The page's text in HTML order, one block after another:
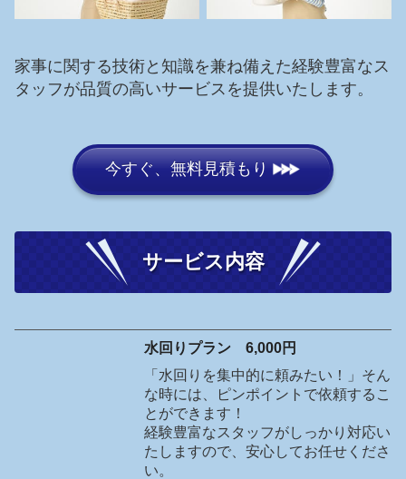
家事に関する技術と知識を兼ね備えた経験豊富なス
タッフが品質の高いサービスを提供いたします。
今すぐ、無料見積もり
サービス内容
水回りプラン 6,000円
「水回りを集中的に頼みたい！」そん
な時には、ピンポイントで依頼するこ
とができます！
経験豊富なスタッフがしっかり対応い
たしますので、安心してお任せくださ
い。